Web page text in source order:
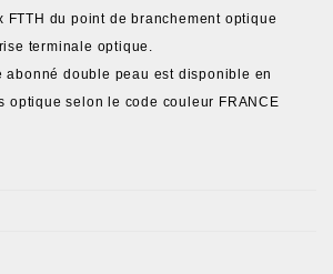
FTTH du point de branchement optique
terminale optique.
abonné double peau est disponible en
optique selon le code couleur FRANCE